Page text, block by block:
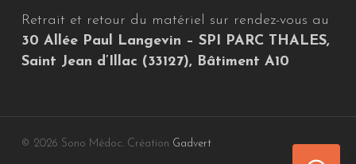
Retrait et retour du matériel sur rendez-vous au
30 Allée Paul Langevin – SPI PARC THALES,
Saint Jean d’Illac (33127), Bâtiment A10
© 2026 Sono Médoc. Création Gadvert